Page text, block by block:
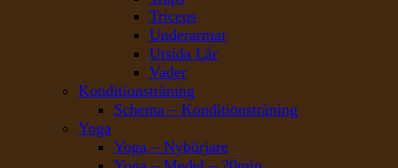
Triceps
Underarmar
Utsida Lår
Vader
Konditionsträning
Schema – Konditionsträning
Yoga
Yoga – Nybörjare